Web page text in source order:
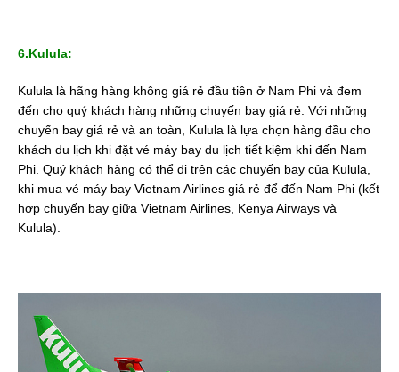
6.Kulula:
Kulula là hãng hàng không giá rẻ đầu tiên ở Nam Phi và đem
đến cho quý khách hàng những chuyến bay giá rẻ. Với những
chuyến bay giá rẻ và an toàn, Kulula là lựa chọn hàng đầu cho
khách du lịch khi đặt vé máy bay du lịch tiết kiệm khi đến Nam
Phi. Quý khách hàng có thể đi trên các chuyến bay của Kulula,
khi mua vé máy bay Vietnam Airlines giá rẻ để đến Nam Phi (kết
hợp chuyến bay giữa Vietnam Airlines, Kenya Airways và
Kulula).